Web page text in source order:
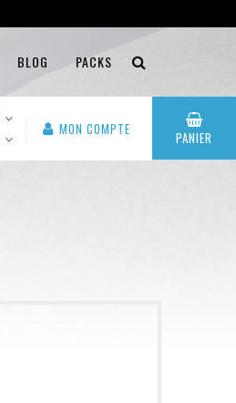
BLOG PACKS
MON COMPTE PANIER